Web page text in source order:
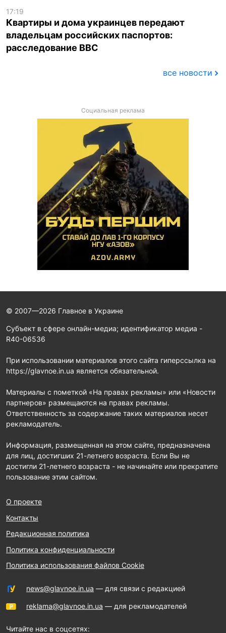
17:19
Квартиры и дома украинцев передают
владельцам российских паспортов:
расследование BBC
все новости
Социальная реклама
© 2007—2026 Главное в Украине
Субъект в сфере онлайн-медиа; идентификатор медиа -
R40-06536
При использовании материалов этого сайта гиперссылка на
https://glavnoe.in.ua является обязательной.
Материалы с пометкой «На правах рекламы» или «Новости
партнеров» размещаются на правах рекламы.
Ответственность за содержание таких материалов несет
рекламодатель.
Информация, размещенная на этом сайте, предназначена
для лиц, достигших 21-летнего возраста. Если Вы не
достигли 21-летнего возраста - не начинайте или прекратите
пользование этим сайтом.
О проекте
Контакты
Редакционная политика
Политика конфиденциальности
Политика использования файлов Cookie
news@glavnoe.in.ua — для связи с редакцией
reklama@glavnoe.in.ua — для рекламодателей
Читайте нас в соцсетях: